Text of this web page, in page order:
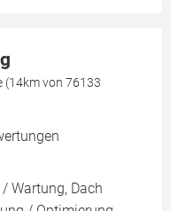
(14km von 76133
Wartung, Dach